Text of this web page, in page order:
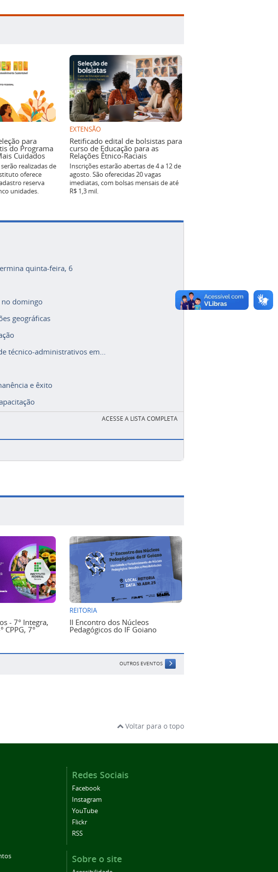
para
do Programa
Cuidados
realizadas de
oferece
reserva
unidades.
EXTENSÃO
Retificado edital de bolsistas para
curso de Educação para as
Relações Étnico-Raciais
Inscrições estarão abertas de 4 a 12 de
agosto. São oferecidas 20 vagas
imediatas, com bolsas mensais de até
R$ 1,3 mil.
quinta-feira, 6
no domingo
geográficas
técnico-administrativos em...
e êxito
ACESSE A LISTA COMPLETA
- 7° Integra,
CPPG, 7°
REITORIA
II Encontro dos Núcleos
Pedagógicos do IF Goiano
OUTROS EVENTOS
Voltar para o topo
Redes Sociais
Facebook
Instagram
YouTube
Flickr
RSS
Sobre o site